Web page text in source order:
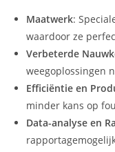
Maatwerk:
waardoor ze
Verbeterde
weegoplossingen
Efficiëntie en
minder kans op
Data-analyse en